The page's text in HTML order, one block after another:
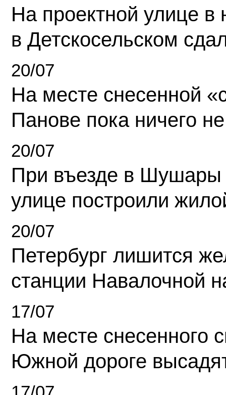
На проектной улице
в Детскосельском
20/07
На месте снесенной
Панове пока ничего
20/07
При въезде в Шушары
улице построили
20/07
Петербург лишится
станции Навалочной
17/07
На месте снесенного
Южной дороге